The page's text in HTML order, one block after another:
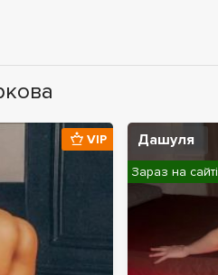
VIP Дашуля
Зараз на сайті